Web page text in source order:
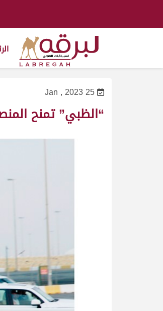
25 Jan , 2023
“الظبي” تمنح